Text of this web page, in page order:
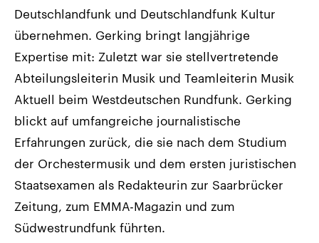
Deutschlandfunk und Deutschlandfunk Kultur
übernehmen. Gerking bringt langjährige
Expertise mit: Zuletzt war sie stellvertretende
Abteilungsleiterin Musik und Teamleiterin Musik
Aktuell beim Westdeutschen Rundfunk. Gerking
blickt auf umfangreiche journalistische
Erfahrungen zurück, die sie nach dem Studium
der Orchestermusik und dem ersten juristischen
Staatsexamen als Redakteurin zur Saarbrücker
Zeitung, zum EMMA-Magazin und zum
Südwestrundfunk führten.